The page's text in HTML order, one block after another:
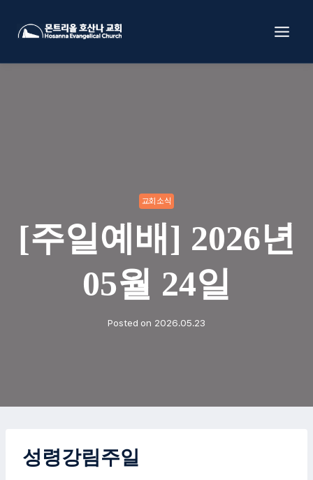
교회소식
[주일예배] 2026년
05월 24일
Posted on 2026.05.23
성령강림주일